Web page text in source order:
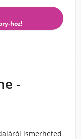
hoz!
-
ismerheted